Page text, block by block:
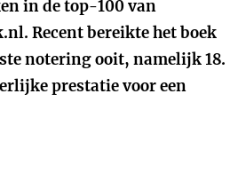
in de top-100 van
Recent bereikte het boek
notering ooit, namelijk 18.
prestatie voor een